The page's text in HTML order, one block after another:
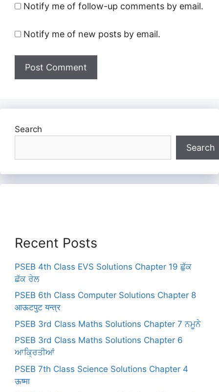
Notify me of follow-up comments by email.
Notify me of new posts by email.
Search
Search
Recent Posts
PSEB 4th Class EVS Solutions Chapter 19 ਛੁੱਕ
ਛੱਕ ਰੇਲ
PSEB 6th Class Computer Solutions Chapter 8
आऊटपुट यन्त्र
PSEB 3rd Class Maths Solutions Chapter 7 ਨਮੂਨੇ
PSEB 3rd Class Maths Solutions Chapter 6
ਆਕ੍ਰਿਤੀਆਂ
PSEB 7th Class Science Solutions Chapter 4
ऊष्मा